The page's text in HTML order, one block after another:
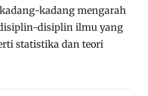
kadang mengarah
disiplin ilmu yang
statistika dan teori